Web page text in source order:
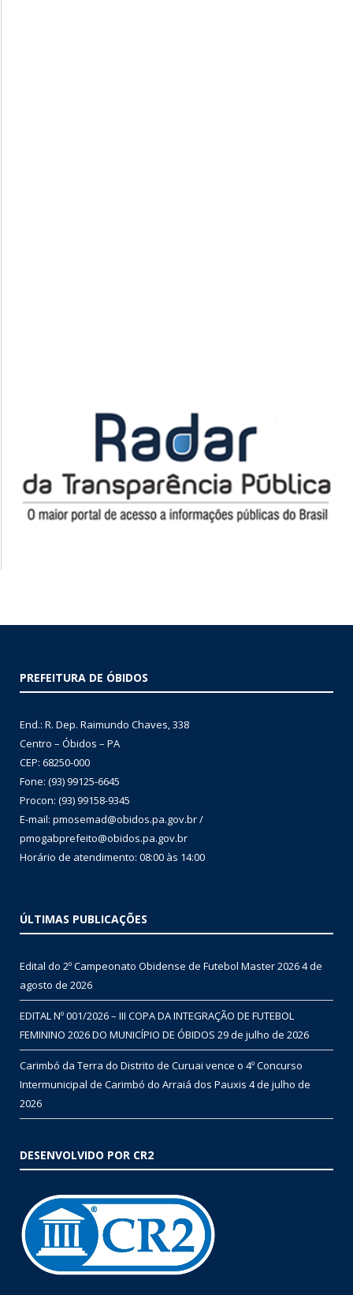
PREFEITURA DE ÓBIDOS
End.: R. Dep. Raimundo Chaves, 338
Centro – Óbidos – PA
CEP: 68250-000
Fone: (93) 99125-6645
Procon: (93) 99158-9345
E-mail: pmosemad@obidos.pa.gov.br /
pmogabprefeito@obidos.pa.gov.br
Horário de atendimento: 08:00 às 14:00
ÚLTIMAS PUBLICAÇÕES
Edital do 2º Campeonato Obidense de Futebol Master 20264 de
agosto de 2026
EDITAL Nº 001/2026 – III COPA DA INTEGRAÇÃO DE FUTEBOL
FEMININO 2026 DO MUNICÍPIO DE ÓBIDOS 29 de julho de 2026
Carimbó da Terra do Distrito de Curuai vence o 4º Concurso
Intermunicipal de Carimbó do Arraiá dos Pauxis 4 de julho de
2026
DESENVOLVIDO POR CR2